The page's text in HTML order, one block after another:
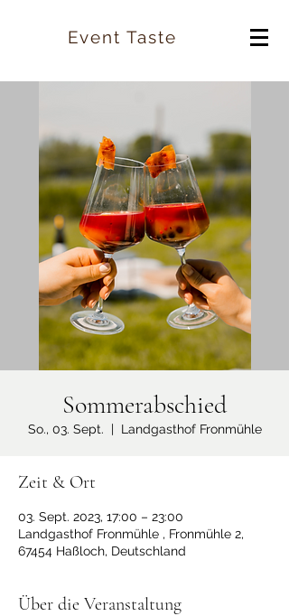
Event Taste
Sommerabschied
So., 03. Sept.
  |
Landgasthof Fronmühle
Zeit & Ort
03. Sept. 2023, 17:00 – 23:00
Landgasthof Fronmühle , Fronmühle 2,
67454 Haßloch, Deutschland
Über die Veranstaltung